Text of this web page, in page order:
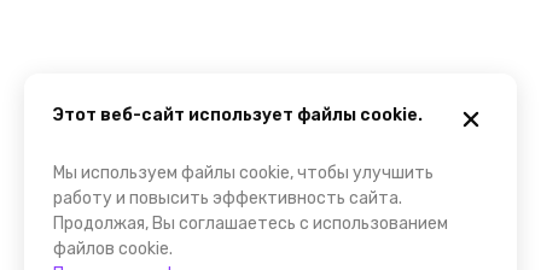
Этот веб-сайт использует файлы cookie.
Мы используем файлы cookie, чтобы улучшить
работу и повысить эффективность сайта.
Продолжая, Вы соглашаетесь с использованием
файлов cookie.